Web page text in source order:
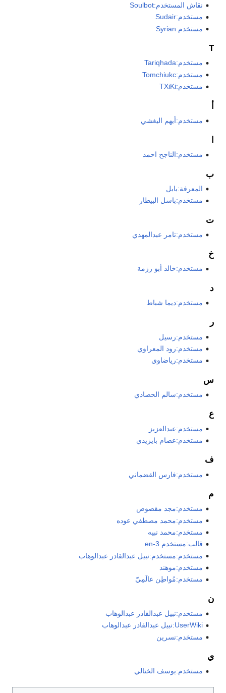
نقاش المستخدم:Soulbot
مستخدم:Sudair
مستخدم:Syrian
T
مستخدم:Tariqhada
مستخدم:Tomchiukc
مستخدم:TXiKi
مستخدم:أيهم اليغشي
مستخدم:الناجح احمد
ب
المعرفة:بابل
مستخدم:باسل البيطار
ت
مستخدم:تامر عبدالمهدي
خ
مستخدم:خالد أبو رزمة
د
مستخدم:ديما شباط
ر
مستخدم:رسيل
مستخدم:رود المعراوي
مستخدم:رياضاوي
س
مستخدم:سالم الحصادي
ع
مستخدم:عبدالعزيز
مستخدم:عصام بايزيدي
ف
مستخدم:فارس القضماني
م
مستخدم:مجد مقصوص
مستخدم:محمد مصطفي عوده
مستخدم:محمد نبيه
قالب:مستخدم en-3
مستخدم:مستخدم:نبيل عبدالقادر عبدالوهاب
مستخدم:موهند
مستخدم:مُواطِن عالَمِيّ
ن
مستخدم:نبيل عبدالقادر عبدالوهاب
UserWiki:نبيل عبدالقادر عبدالوهاب
مستخدم:نسرين
ي
مستخدم:يوسف الختالي